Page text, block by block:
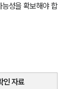
성을 확보해야 합
인 자료